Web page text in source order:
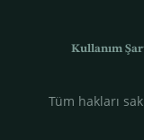
Kullanım
Tüm hakları